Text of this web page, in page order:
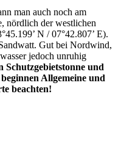
man auch noch am
nördlich der westlichen
N / 07°42.807’ E).
Gut bei Nordwind,
jedoch unruhig
und
Allgemeine und
beachten!